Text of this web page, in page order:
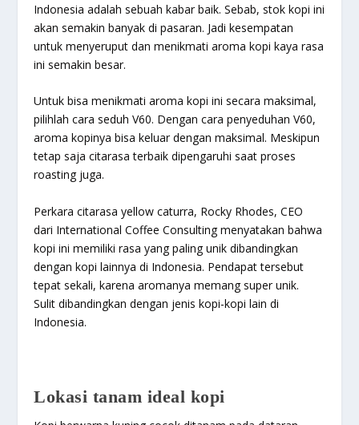
Indonesia adalah sebuah kabar baik. Sebab, stok kopi ini
akan semakin banyak di pasaran. Jadi kesempatan
untuk menyeruput dan menikmati aroma kopi kaya rasa
ini semakin besar.
Untuk bisa menikmati aroma kopi ini secara maksimal,
pilihlah cara seduh V60. Dengan cara penyeduhan V60,
aroma kopinya bisa keluar dengan maksimal. Meskipun
tetap saja citarasa terbaik dipengaruhi saat proses
roasting juga.
Perkara citarasa yellow caturra, Rocky Rhodes, CEO
dari International Coffee Consulting menyatakan bahwa
kopi ini memiliki rasa yang paling unik dibandingkan
dengan kopi lainnya di Indonesia. Pendapat tersebut
tepat sekali, karena aromanya memang super unik.
Sulit dibandingkan dengan jenis kopi-kopi lain di
Indonesia.
Lokasi tanam ideal kopi